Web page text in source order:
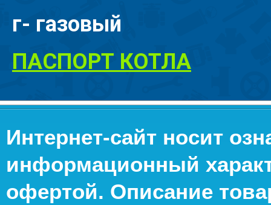
г- газовый
ПАСПОРТ КОТЛА
Интернет-сайт носит
информационный
офертой. Описание